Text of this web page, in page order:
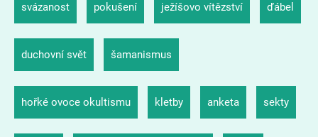
svázanost pokušení ježíšovo vítězství ďábel
duchovní svět šamanismus
hořké ovoce okultismu kletby anketa sekty